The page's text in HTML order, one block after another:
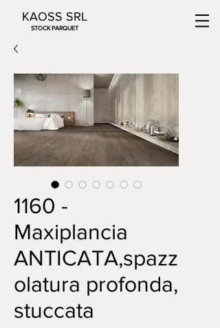
KAOSS SRL
STOCK PARQUET
1160 -
Maxiplancia
ANTICATA,spazz
olatura profonda,
stuccata